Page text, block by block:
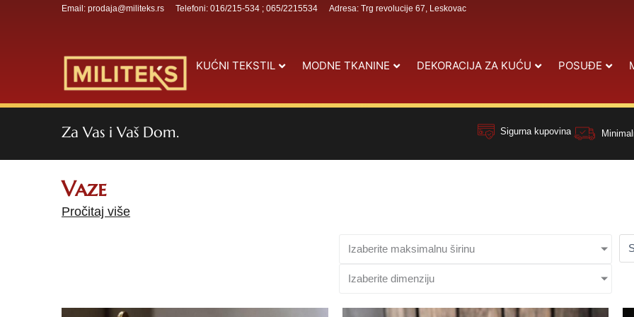
Email: prodaja@militeks.rs Telefoni: 016/215-534 ; 065/2215534 Adresa: Trg revolucije 67, Leskovac
KUĆNI TEKSTIL MODNE TKANINE DEKORACIJA ZA KUĆU POSUĐE
Za Vas i Vaš Dom. Sigurna kupovina
Vaze
Pročitaj više
Izaberite maksimalnu širinu
Izaberite dimenziju